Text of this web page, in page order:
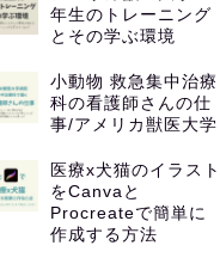
年生のトレーニング
とその学ぶ環境
小動物 救急集中治療
科の看護師さんの仕
事/アメリカ獣医大学
医療x犬猫のイラスト
をCanvaと
Procreateで簡単に
作成する方法